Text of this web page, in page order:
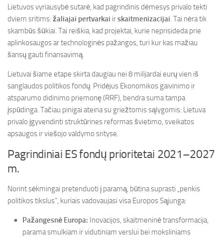
Lietuvos vyriausybė sutarė, kad pagrindinis dėmesys privalo tekti
dviem sritims: žaliajai pertvarkai irskaitmenizacijai. Tai nėra tik
skambūs šūkiai. Tai reiškia, kad projektai, kurie neprisideda prie
aplinkosaugos ar technologinės pažangos, turi kur kas mažiau
šansų gauti finansavimą.
Lietuvai šiame etape skirta daugiau nei 8 milijardai eurų vien iš
sanglaudos politikos fondų. Pridėjus Ekonomikos gaivinimo ir
atsparumo didinimo priemonę (RRF), bendra suma tampa
įspūdinga. Tačiau pinigai ateina su griežtomis sąlygomis: Lietuva
privalo įgyvendinti struktūrines reformas švietimo, sveikatos
apsaugos ir viešojo valdymo srityse.
Pagrindiniai ES fondų prioritetai 2021–2027
m.
Norint sėkmingai pretenduoti į paramą, būtina suprasti „penkis
politikos tikslus“, kuriais vadovaujasi visa Europos Sąjunga:
Pažangesnė Europa: Inovacijos, skaitmeninė transformacija,
parama smulkiam ir vidutiniam verslui bei moksliniams